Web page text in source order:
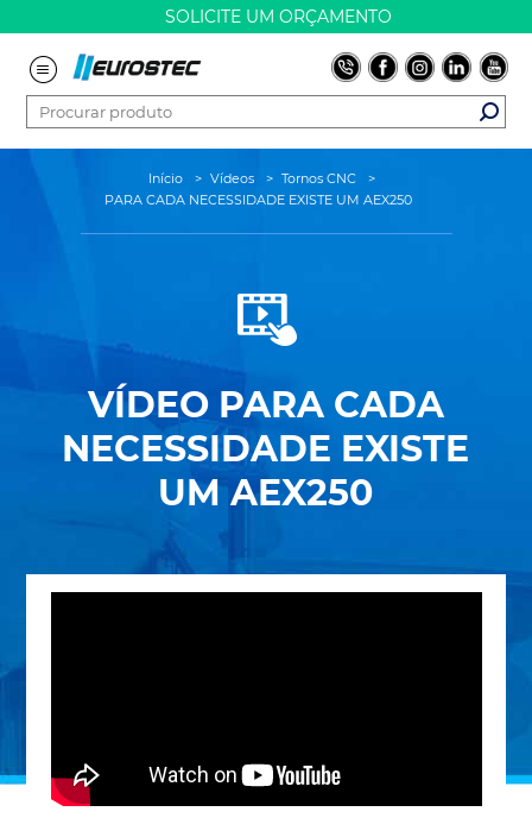
SOLICITE UM ORÇAMENTO
Início > Vídeos > Tornos CNC
>
PARA CADA NECESSIDADE EXISTE UM AEX250
VÍDEOPARA CADA
NECESSIDADE EXISTE
UM AEX250